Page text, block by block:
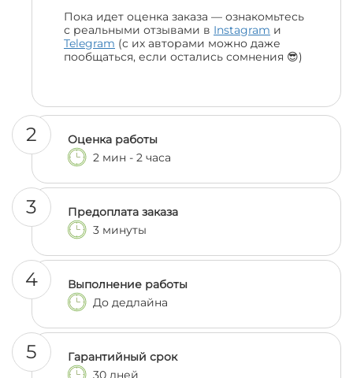
Пока идет оценка заказа — ознакомьтесь
с реальными отзывами в Instagram и
Telegram (с их авторами можно даже
пообщаться, если остались сомнения 😎)
2
Оценка работы
2 мин - 2 часа
3
Предоплата заказа
3 минуты
4
Выполнение работы
До дедлайна
5
Гарантийный срок
30 дней